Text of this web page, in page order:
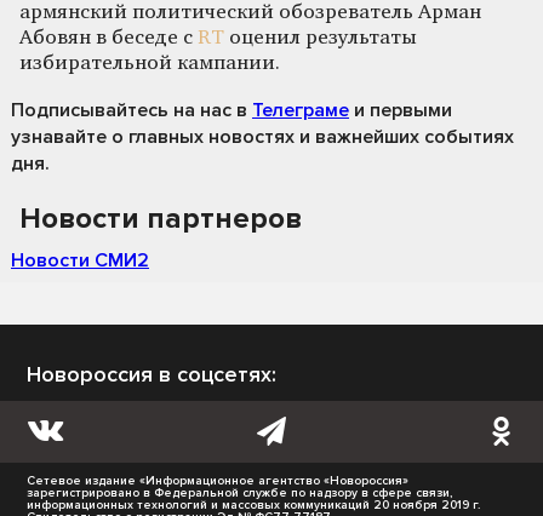
армянский политический обозреватель Арман
Абовян в беседе с RT оценил результаты
избирательной кампании.
Подписывайтесь на нас в Телеграме и первыми
узнавайте о главных новостях и важнейших событиях
дня.
Новости партнеров
Новости СМИ2
Новороссия в соцсетях:
Сетевое издание «Информационное агентство «Новороссия»
зарегистрировано в Федеральной службе по надзору в сфере связи,
информационных технологий и массовых коммуникаций 20 ноября 2019 г.